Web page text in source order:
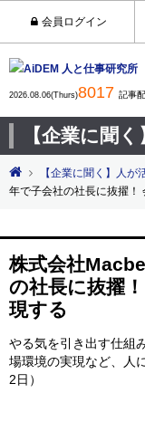
会員ログイン
2026.08.06(Thurs)8017 記事
【企業に聞
【企業に聞く】人が
年で子会社の社長に抜擢！
株式会社
の社長に抜擢
現する
やる気を引き出す仕組
場環境の実現など、人
2日）